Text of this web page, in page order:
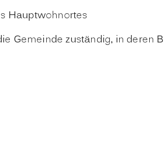
Hauptwohnortes
Gemeinde zuständig, in deren